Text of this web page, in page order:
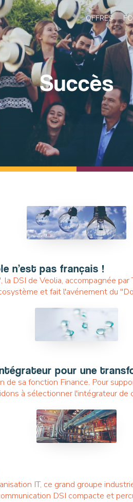
OFFRES
Succès
TRANSFORM TO CLOUD
n’est pas français !
DSI de Veolia, accompagnée
et fait l'avénement du
SMART SOURCING
pour une
sa fonction Finance. Pour
à sélectionner l'intégrateur de
AGILE XPERIENCE
IT, ce grand groupe
DSI compacte et